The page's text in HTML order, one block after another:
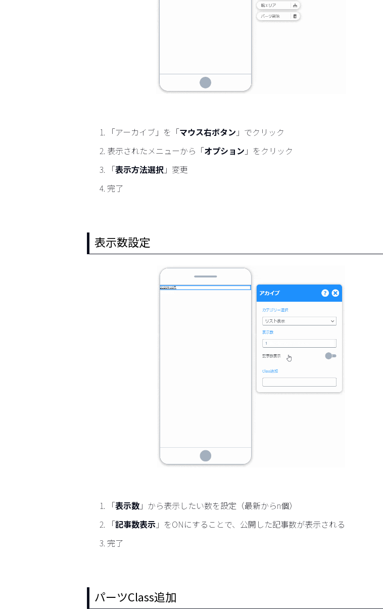
「アーカイブ」を「マウス右ボタン 」でクリック
表示されたメニューから「オプション 」をクリック
「表示方法選択 」変更
完了
表示数設定
「表示数 」から表示したい数を設定（最新からn個）
「記事数表示 」をONにすることで、公開した記事数が表示される
完了
パーツClass追加